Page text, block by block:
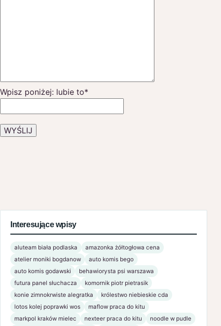
Wpisz poniżej: lubie to*
Interesujące wpisy
aluteam biała podlaska
amazonka żółtogłowa cena
atelier moniki bogdanow
auto komis bego
auto komis godawski
behawiorysta psi warszawa
futura panel słuchacza
komornik piotr pietrasik
konie zimnokrwiste alegratka
królestwo niebieskie cda
lotos kolej poprawki wos
maflow praca do kitu
markpol kraków mielec
nexteer praca do kitu
noodle w pudle